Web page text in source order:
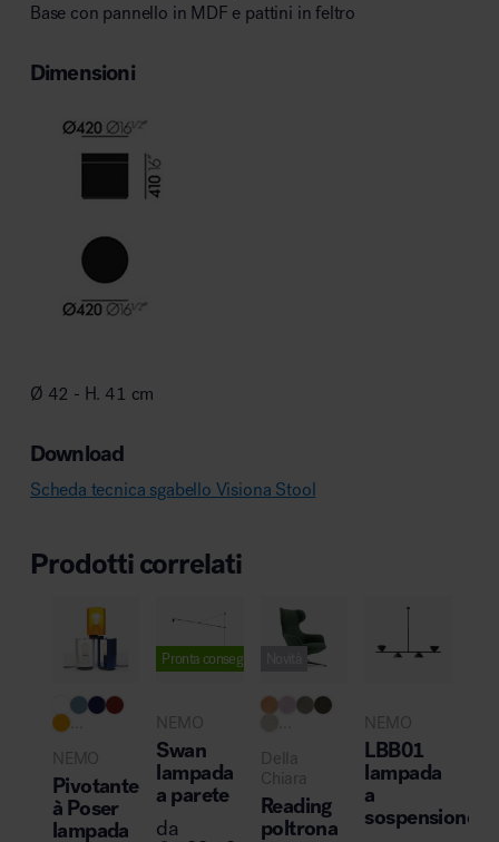
Base con pannello in MDF e pattini in feltro
Dimensioni
Ø 42 - H. 41 cm
Download
Scheda tecnica sgabello Visiona Stool
Prodotti correlati
...
NEMO
Pivotante
à Poser
lampada
Pronta consegna
NEMO
Swan
lampada
a parete
da
Della
Chiara
Reading
poltrona
NEMO
LBB01
lampada
a
sospensionein